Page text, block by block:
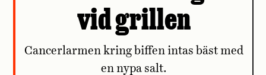
vid grillen
Cancerlarmen kring biffen intas bäst med
en nypa salt.